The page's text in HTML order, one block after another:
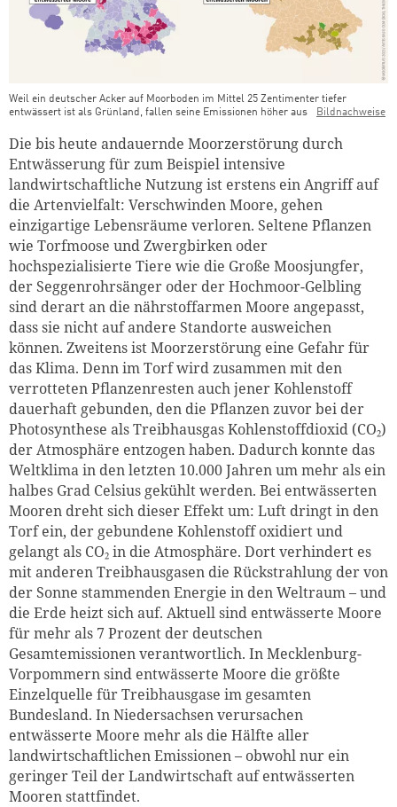
Weil ein deutscher Acker auf Moorboden im Mittel 25 Zentimenter tiefer
entwässert ist als Grünland, fallen seine Emissionen höher aus
Bildnachweise
Die bis heute andauernde Moorzerstörung durch
Entwässerung für zum Beispiel intensive
landwirtschaftliche Nutzung ist erstens ein Angriff auf
die Artenvielfalt: Verschwinden Moore, gehen
einzigartige Lebensräume verloren. Seltene Pflanzen
wie Torfmoose und Zwergbirken oder
hochspezialisierte Tiere wie die Große Moosjungfer,
der Seggenrohrsänger oder der Hochmoor-Gelbling
sind derart an die nährstoffarmen Moore angepasst,
dass sie nicht auf andere Standorte ausweichen
können. Zweitens ist Moorzerstörung eine Gefahr für
das Klima. Denn im Torf wird zusammen mit den
verrotteten Pflanzenresten auch jener Kohlenstoff
dauerhaft gebunden, den die Pflanzen zuvor bei der
Photosynthese als Treibhausgas Kohlenstoffdioxid (CO₂)
der Atmosphäre entzogen haben. Dadurch konnte das
Weltklima in den letzten 10.000 Jahren um mehr als ein
halbes Grad Celsius gekühlt werden. Bei entwässerten
Mooren dreht sich dieser Effekt um: Luft dringt in den
Torf ein, der gebundene Kohlenstoff oxidiert und
gelangt als CO₂ in die Atmosphäre. Dort verhindert es
mit anderen Treibhausgasen die Rückstrahlung der von
der Sonne stammenden Energie in den Weltraum – und
die Erde heizt sich auf. Aktuell sind entwässerte Moore
für mehr als 7 Prozent der deutschen
Gesamtemissionen verantwortlich. In Mecklenburg-
Vorpommern sind entwässerte Moore die größte
Einzelquelle für Treibhausgase im gesamten
Bundesland. In Niedersachsen verursachen
entwässerte Moore mehr als die Hälfte aller
landwirtschaftlichen Emissionen – obwohl nur ein
geringer Teil der Landwirtschaft auf entwässerten
Mooren stattfindet.
Zum Warenkorb
weiter lesen Zum Warenkorb